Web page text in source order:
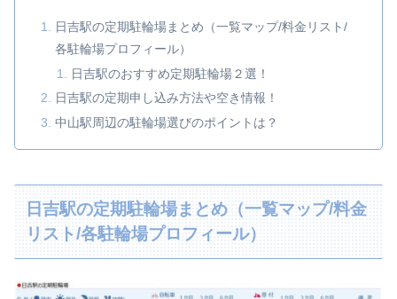
日吉駅の定期駐輪場まとめ（一覧マップ/料金リスト/
各駐輪場プロフィール）
日吉駅のおすすめ定期駐輪場２選！
日吉駅の定期申し込み方法や空き情報！
中山駅周辺の駐輪場選びのポイントは？
日吉駅の定期駐輪場まとめ（一覧マップ/料金
リスト/各駐輪場プロフィール）